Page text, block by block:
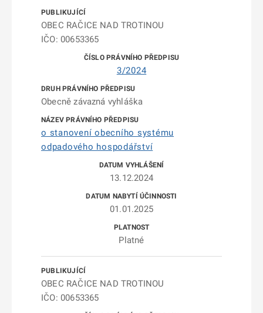
OBEC RAČICE NAD TROTINOU
IČO: 00653365
3/2024
Obecně závazná vyhláška
o stanovení obecního systému
odpadového hospodářství
13.12.2024
01.01.2025
Platné
OBEC RAČICE NAD TROTINOU
IČO: 00653365